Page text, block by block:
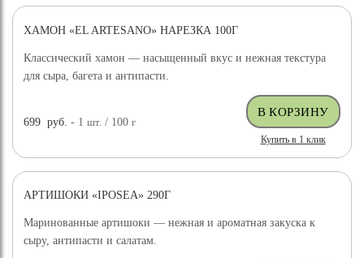
ХАМОН «EL ARTESANO» НАРЕЗКА 100Г
Классический хамон — насыщенный вкус и нежная текстура
для сыра, багета и антипасти.
699 руб. - 1шт. / 100г
Купить в 1 клик
АРТИШОКИ «IPOSEA» 290Г
Маринованные артишоки — нежная и ароматная закуска к
сыру, антипасти и салатам.